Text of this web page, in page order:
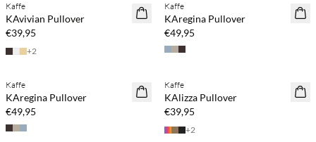
NEUHEITEN
Kaffe
KAvivian Pullover
€39,95
+2
NEUHEITEN
Kaffe
KAregina Pullover
€49,95
NEUHEITEN
Kaffe
KAregina Pullover
€49,95
NEUHEITEN
Kaffe
KAlizza Pullover
€39,95
+2